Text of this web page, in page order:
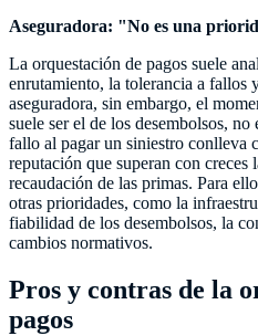
Aseguradora: "No es una
La orquestación de pagos suele
enrutamiento, la tolerancia a fallos
aseguradora, sin embargo, el
suele ser el de los desembolsos,
fallo al pagar un siniestro conlleva
reputación que superan con creces
recaudación de las primas. Para
otras prioridades, como la
fiabilidad de los desembolsos, la
cambios normativos.
Pros y contras de la
pagos